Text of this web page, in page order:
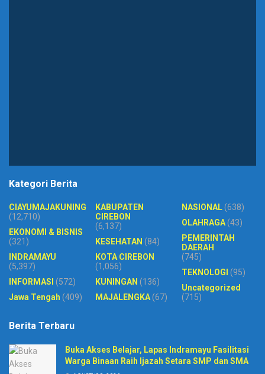
Kategori Berita
CIAYUMAJAKUNING
(12,710)
EKONOMI & BISNIS
(321)
INDRAMAYU
(5,397)
INFORMASI (572)
Jawa Tengah (409)
KABUPATEN
CIREBON
(6,137)
KESEHATAN (84)
KOTA CIREBON
(1,056)
KUNINGAN (136)
MAJALENGKA(67)
NASIONAL(638)
OLAHRAGA(43)
PEMERINTAH
DAERAH
(745)
TEKNOLOGI (95)
Uncategorized
(715)
Berita Terbaru
Buka Akses Belajar, Lapas Indramayu Fasilitasi
Warga Binaan Raih Ijazah Setara SMP dan SMA